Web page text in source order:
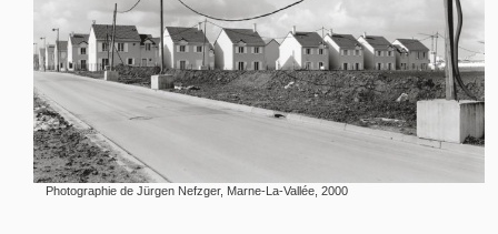
Photographie de Jürgen Nefzger, Marne-La-Vallée, 2000